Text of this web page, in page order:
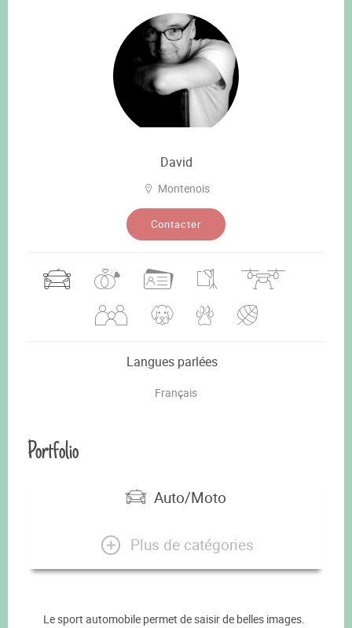
David
Montenois
Contacter
Langues parlées
Français
Portfolio
Auto/Moto
Plus de catégories
Le sport automobile permet de saisir de belles images.